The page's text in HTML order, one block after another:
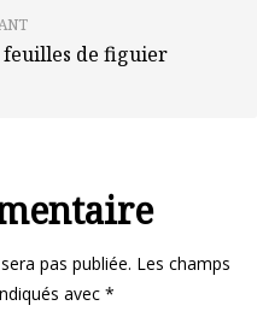
feuilles de figuier
pas publiée. Les champs
avec *